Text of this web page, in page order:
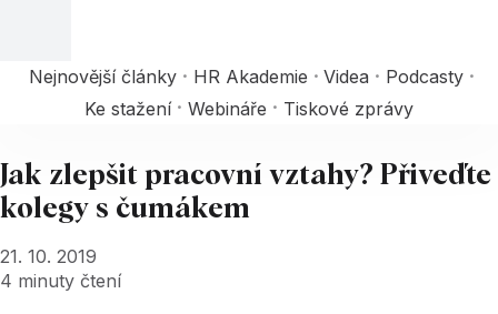
Nejnovější články HR Akademie Videa
Podcasty
Ke stažení
Webináře Tiskové zprávy
Jak zlepšit pracovní vztahy? Přiveďte
kolegy s čumákem
21. 10. 2019
4 minuty čtení